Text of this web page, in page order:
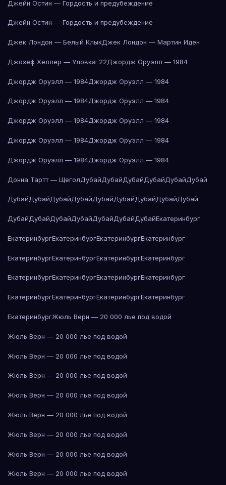
Джейн Остин — Гордость и предубеждение
Джейн Остин — Гордость и предубеждение
Джек Лондон — Белый КлыкДжек Лондон — Мартин Иден
Джозеф Хеллер — Уловка-22Джордж Оруэлл — 1984
Джордж Оруэлл — 1984Джордж Оруэлл — 1984
Джордж Оруэлл — 1984Джордж Оруэлл — 1984
Джордж Оруэлл — 1984Джордж Оруэлл — 1984
Джордж Оруэлл — 1984Джордж Оруэлл — 1984
Джордж Оруэлл — 1984Джордж Оруэлл — 1984
Донна Тартт — ЩеголДубайДубайДубайДубайДубайДубай
ДубайДубайДубайДубайДубайДубайДубайДубайДубай
ДубайДубайДубайДубайДубайДубайДубайЕкатеринбург
ЕкатеринбургЕкатеринбургЕкатеринбургЕкатеринбург
ЕкатеринбургЕкатеринбургЕкатеринбургЕкатеринбург
ЕкатеринбургЕкатеринбургЕкатеринбургЕкатеринбург
ЕкатеринбургЕкатеринбургЕкатеринбургЕкатеринбург
ЕкатеринбургЖюль Верн — 20 000 лье под водой
Жюль Верн — 20 000 лье под водой
Жюль Верн — 20 000 лье под водой
Жюль Верн — 20 000 лье под водой
Жюль Верн — 20 000 лье под водой
Жюль Верн — 20 000 лье под водой
Жюль Верн — 20 000 лье под водой
Жюль Верн — 20 000 лье под водой
Жюль Верн — 20 000 лье под водой